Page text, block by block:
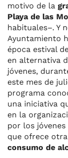
motivo de la
Playa de las
habituales–. Y
Ayuntamiento
época estival
en alternativa
jóvenes,
este mes de
programa
una iniciativa
en la
por los
que ofrece
consumo de